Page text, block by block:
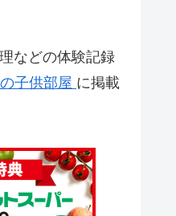
などの体験記録
子供部屋 に掲載